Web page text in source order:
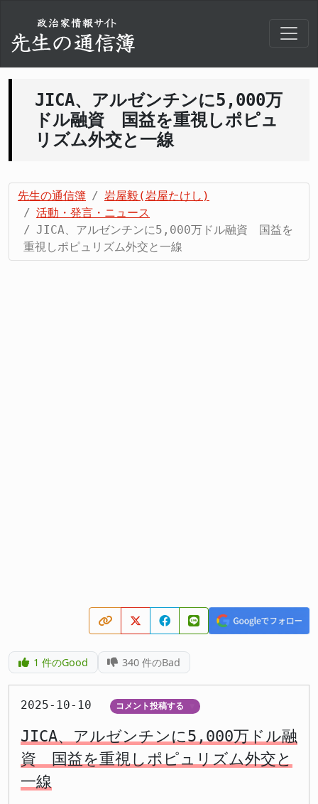
JICA、アルゼンチンに5,000万
ドル融資 国益を重視しポピュ
リズム外交と一線
先生の通信簿
岩屋毅(岩屋たけし)
活動・発言・ニュース
JICA、アルゼンチンに5,000万ドル融資 国益を
重視しポピュリズム外交と一線
1 件のGood 340 件のBad
2025-10-10 コメント投稿する
JICA、アルゼンチンに5,000万ドル融
資 国益を重視しポピュリズム外交と
一線